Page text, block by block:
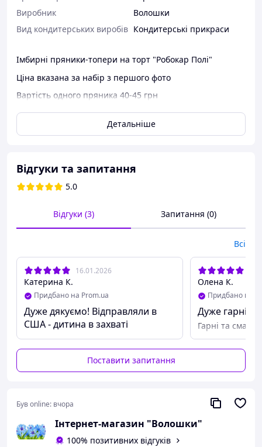
Виробник
Волошки
Вид кондитерських виробів Кондитерські прикраси
Імбирні пряники-топери на торт "Робокар Полі"
Ціна вказана за набір з першого фото
Вартість одного пряника 40-45 грн
Детальніше
Відгуки та запитання
5.0
Відгуки (3) Запитання (0)
Всі
16.01.2026
Катерина К.
Придбано на Prom.ua
Дуже дякуємо! Відправляли в
США - дитина в захваті
Олена К.
Придбано на
Дуже гарні
Гарні та
Поставити запитання
Був online: вчора
Інтернет-магазин "Волошки"
100% позитивних відгуків